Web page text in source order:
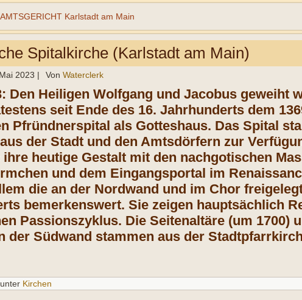
Karlstadt am Main
Spitalkirche (Karlstadt am Main)
2023 | Von Waterclerk
Den Heiligen Wolfgang und Jacobus geweiht
seit Ende des 16. Jahrhunderts dem
Pfründnerspital als Gotteshaus. Das Spital
der Stadt und den Amtsdörfern zur
heutige Gestalt mit den nachgotischen
und dem Eingangsportal im
die an der Nordwand und im Chor
bemerkenswert. Sie zeigen hauptsächlich
Passionszyklus. Die Seitenaltäre (um 1700)
der Südwand stammen aus der
Kirchen